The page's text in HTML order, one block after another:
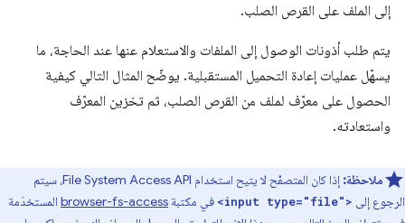
إلى الملف على القرص الصلب.
يتم طلب أذونات الوصول إلى الملفات والاستعلام عنها عند الحاجة، ما
يسهّل عمليات إعادة التحميل المستقبلية. يوضّح المثال التالي كيفية
الحصول على معرّف لملف من القرص الصلب، ثم تخزين المعرّف
واستعادته.
ملاحظة:
إذا كان المتصفّح لا يتيح استخدام File System Access API، سيتم
الرجوع إلى <input type="file"> في مكتبة browser-fs-access المستخدَمة